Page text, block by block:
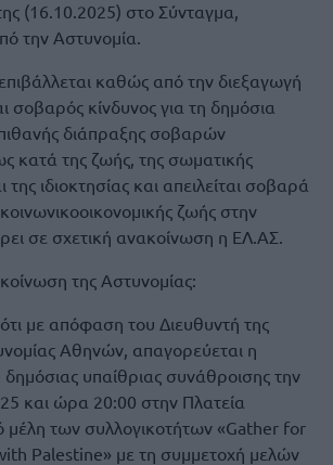
(16.10.2025) στο Σύνταγμα,
την Αστυνομία.
καθώς από την διεξαγωγή
σοβαρός κίνδυνος για τη δημόσια
διάπραξης σοβαρών
κατά της ζωής, της σωματικής
της ιδιοκτησίας και απειλείται σοβαρά
ζωής στην
σε σχετική ανακοίνωση η ΕΛ.ΑΣ.
της Αστυνομίας:
με απόφαση του Διευθυντή της
Αθηνών, απαγορεύεται η
υπαίθριας συνάθροισης την
και ώρα 20:00 στην Πλατεία
μέλη των συλλογικοτήτων «Gather for
Palestine» με τη συμμετοχή μελών